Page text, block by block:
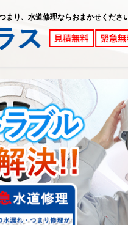
まり、水道修理ならおまかせくださ